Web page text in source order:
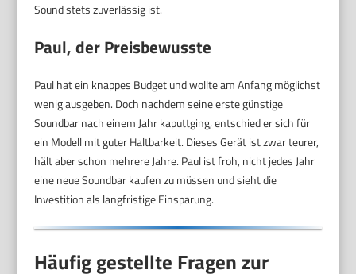
Sound stets zuverlässig ist.
Paul, der Preisbewusste
Paul hat ein knappes Budget und wollte am Anfang möglichst
wenig ausgeben. Doch nachdem seine erste günstige
Soundbar nach einem Jahr kaputtging, entschied er sich für
ein Modell mit guter Haltbarkeit. Dieses Gerät ist zwar teurer,
hält aber schon mehrere Jahre. Paul ist froh, nicht jedes Jahr
eine neue Soundbar kaufen zu müssen und sieht die
Investition als langfristige Einsparung.
Häufig gestellte Fragen zur